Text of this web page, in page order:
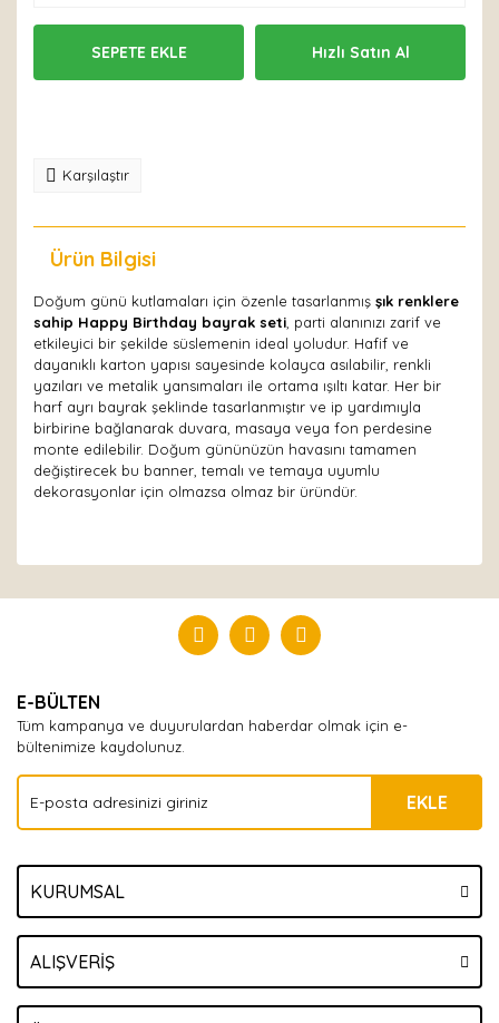
SEPETE EKLE Hızlı Satın Al
Karşılaştır
Ürün Bilgisi
Doğum günü kutlamaları için özenle tasarlanmış şık renklere
sahip Happy Birthday bayrak seti , parti alanınızı zarif ve
etkileyici bir şekilde süslemenin ideal yoludur. Hafif ve
dayanıklı karton yapısı sayesinde kolayca asılabilir, renkli
yazıları ve metalik yansımaları ile ortama ışıltı katar. Her bir
harf ayrı bayrak şeklinde tasarlanmıştır ve ip yardımıyla
birbirine bağlanarak duvara, masaya veya fon perdesine
monte edilebilir. Doğum gününüzün havasını tamamen
değiştirecek bu banner, temalı ve temaya uyumlu
dekorasyonlar için olmazsa olmaz bir üründür.
Yorum Yaz
E-BÜLTEN
Tüm kampanya ve duyurulardan haberdar olmak için e-
bültenimize kaydolunuz.
EKLE
KURUMSAL
ALIŞVERİŞ